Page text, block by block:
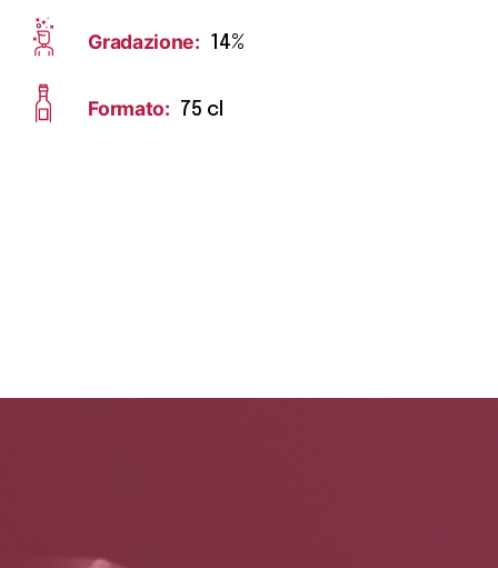
Gradazione: 14%
Formato: 75 cl